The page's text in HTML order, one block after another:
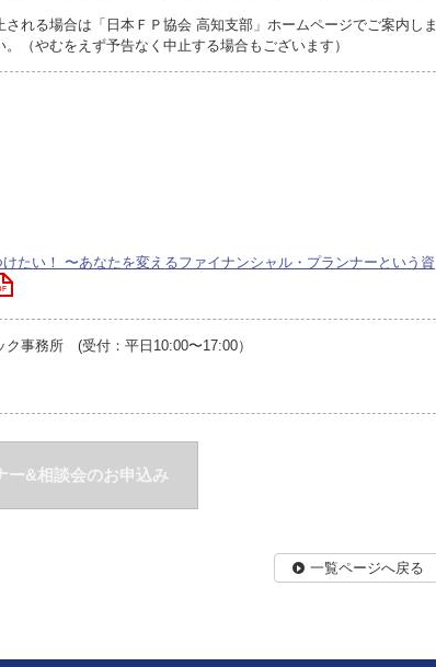
れる場合は「日本ＦＰ協会 高知支部」ホームページでご案内しま
（やむをえず予告なく中止する場合もございます）
たい！ 〜あなたを変えるファイナンシャル・プランナーという資
事務所 (受付：平日10:00〜17:00）
ー&相談会のお申込み
一覧ページへ戻る